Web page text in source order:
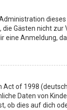
Gästen nicht
Anmeldung,
Act of 1998
Daten von
ob dies auf dich